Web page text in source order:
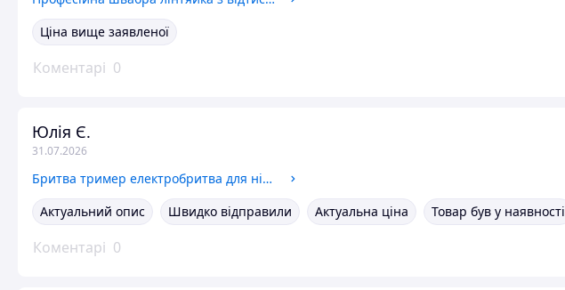
Ціна вище заявленої
Коментарі 0
Юлія Є.
31.07.2026
Бритва тример електробритва для ніг жіноча електрична Тримери для інтимних зон Депіляція волосся в носі
Актуальний опис
Швидко відправили Актуальна ціна Товар був у наявності
Коментарі 0